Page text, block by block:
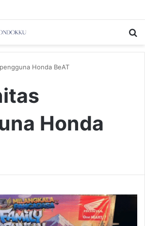
Honda BeAT
Honda